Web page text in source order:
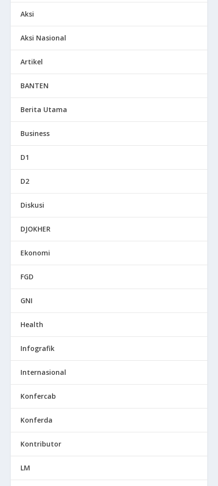
Aksi
Aksi Nasional
Artikel
BANTEN
Berita Utama
Business
D1
D2
Diskusi
DJOKHER
Ekonomi
FGD
GNI
Health
Infografik
Internasional
Konfercab
Konferda
Kontributor
LM